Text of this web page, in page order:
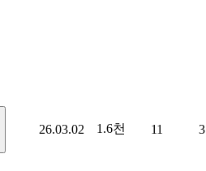
26.03.02 1.6천 11 3